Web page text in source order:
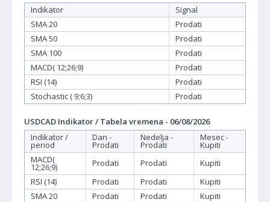
Indikator
Signal
SMA 20
Prodati
SMA 50
Prodati
SMA 100
Prodati
MACD( 12;26;9)
Prodati
RSI (14)
Prodati
Stochastic ( 9;6;3)
Prodati
USDCAD Indikator / Tabela vremena - 06/08/2026
Indikator /
period
Dan -
Prodati
Nedelja -
Prodati
Mesec -
Kupiti
MACD(
12;26;9) Prodati Prodati
Kupiti
RSI (14)
Prodati Prodati
Kupiti
SMA 20
Prodati Prodati Kupiti